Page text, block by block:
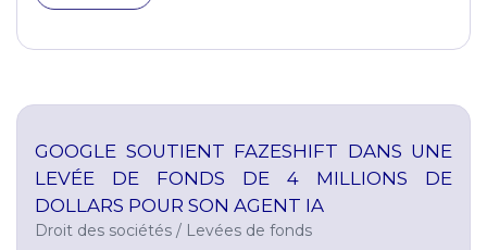
GOOGLE SOUTIENT FAZESHIFT DANS UNE
LEVÉE DE FONDS DE 4 MILLIONS DE
DOLLARS POUR SON AGENT IA
Droit des sociétés / Levées de fonds